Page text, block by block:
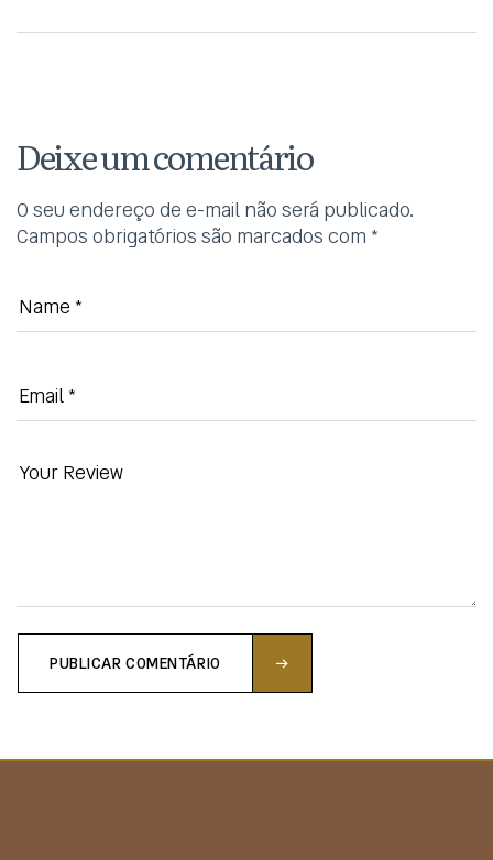
Deixe um comentário
O seu endereço de e-mail não será publicado.
Campos obrigatórios são marcados com *
PUBLICAR COMENTÁRIO